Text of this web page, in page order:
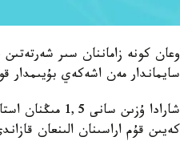
وعان كونە زاماننان سىر شەرتەتىن
سايماندار مەن اشەكەي بۇيىمدار
كەيىن قۇم اراسىنان الىنعان